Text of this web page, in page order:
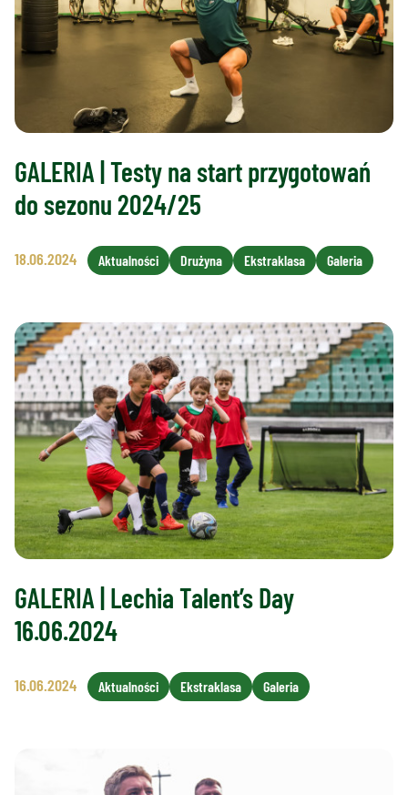
GALERIA | Testy na start przygotowań
do sezonu 2024/25
18.06.2024 Aktualności Drużyna Ekstraklasa Galeria
GALERIA | Lechia Talent’s Day
16.06.2024
16.06.2024 Aktualności Ekstraklasa Galeria